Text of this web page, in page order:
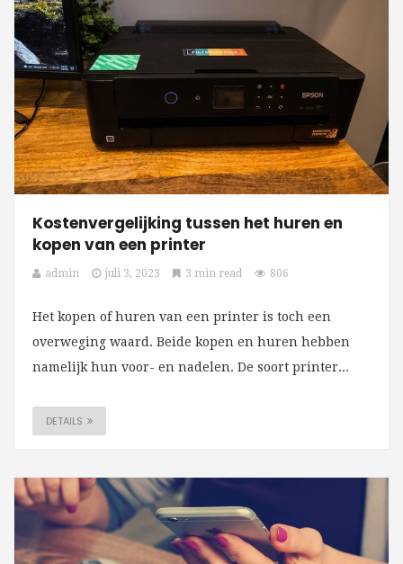
Kostenvergelijking tussen het huren en
kopen van een printer
admin juli 3, 2023 3 min read 806
Het kopen of huren van een printer is toch een
overweging waard. Beide kopen en huren hebben
namelijk hun voor- en nadelen. De soort printer...
DETAILS